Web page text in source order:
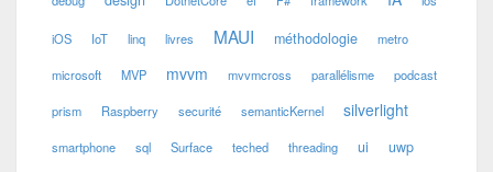
iOS IoT linq livres MAUI méthodologie metro
microsoft MVP mvvm mvvmcross parallélisme podcast
prism Raspberry securité semanticKernel silverlight
smartphone sql Surface teched threading ui uwp